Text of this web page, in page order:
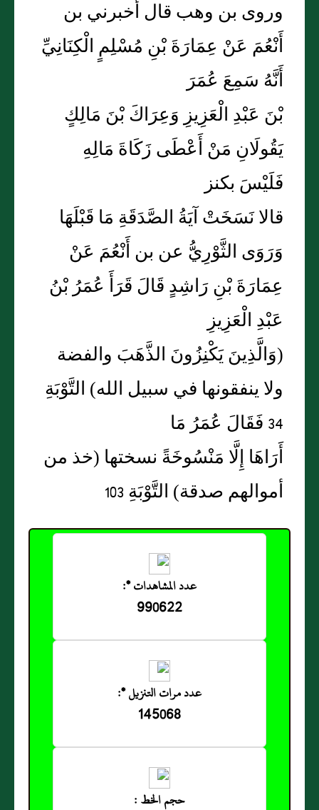
وروى بن وهب قال أخبرني بن
أَنْعُمَ عَنْ عِمَارَةَ بْنِ مُسْلِمٍ الْكِنَانِيِّ
أَنَّهُ سَمِعَ عُمَرَ
بْنَ عَبْدِ الْعَزِيزِ وَعِرَاكَ بْنَ مَالِكٍ
يَقُولَانِ مَنْ أَعْطَى زَكَاةَ مَالِهِ
فَلَيْسَ بكنز
قالا نَسَخَتْ آيَةُ الصَّدَقَةِ مَا قَبْلَهَا
وَرَوَى الثَّوْرِيُّ عن بن أَنْعُمَ عَنْ
عِمَارَةَ بْنِ رَاشِدٍ قَالَ قَرَأَ عُمَرُ بْنُ
عَبْدِ الْعَزِيزِ
(وَالَّذِينَ يَكْنِزُونَ الذَّهَبَ والفضة
ولا ينفقونها في سبيل الله) التَّوْبَةِ
34 فَقَالَ عُمَرُ مَا
أَرَاهَا إِلَّا مَنْسُوخَةً نسختها (خذ من
أموالهم صدقة) التَّوْبَةِ 103
عدد المشاهدات *:
990622
عدد مرات التنزيل *:
145068
حجم الخط :